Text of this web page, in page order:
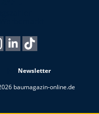
Newsletter
baumagazin-online.de